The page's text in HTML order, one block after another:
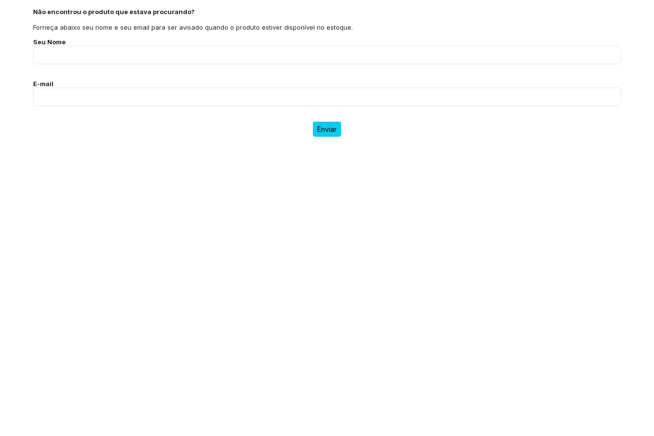
Não encontrou o produto que estava procurando?
Forneça abaixo seu nome e seu email para ser avisado quando o produto estiver disponível no estoque.
Seu Nome
E-mail
Enviar